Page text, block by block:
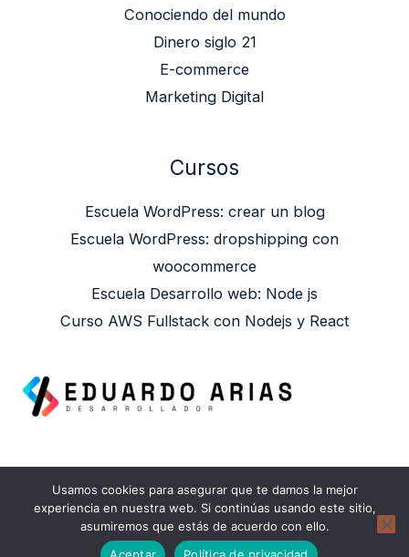
Conociendo del mundo
Dinero siglo 21
E-commerce
Marketing Digital
Cursos
Escuela WordPress: crear un blog
Escuela WordPress: dropshipping con
woocommerce
Escuela Desarrollo web: Node js
Curso AWS Fullstack con Nodejs y React
Copyright © 2026 Eduardo Arias | Powered by
Eduardo Arias
Usamos cookies para asegurar que te damos la mejor
experiencia en nuestra web. Si continúas usando este sitio,
asumiremos que estás de acuerdo con ello.
Aceptar
Política de privacidad